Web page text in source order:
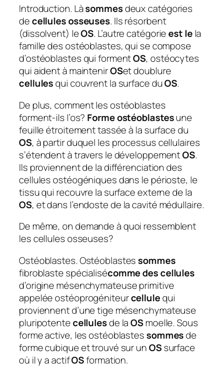
Introduction. Làsommesdeux catégories
decellules osseuses. Ils résorbent
(dissolvent) leOS. L’autre catégorieest lela
famille des ostéoblastes, qui se compose
d’ostéoblastes qui formentOS, ostéocytes
qui aident à maintenirOSet doublure
cellulesqui couvrent la surface duOS.
De plus, comment les ostéoblastes
forment-ils l’os? Forme ostéoblastesune
feuille étroitement tassée à la surface du
OS, à partir duquel les processus cellulaires
s’étendent à travers le développementOS.
Ils proviennent de la différenciation des
cellules ostéogéniques dans le périoste, le
tissu qui recouvre la surface externe de la
OS, et dans l’endoste de la cavité médullaire.
De même, on demande à quoi ressemblent
les cellules osseuses?
Ostéoblastes. Ostéoblastessommes
fibroblaste spécialisécomme des cellules
d’origine mésenchymateuse primitive
appelée ostéoprogéniteurcellulequi
proviennent d’une tige mésenchymateuse
pluripotentecellulesde laOSmoelle. Sous
forme active, les ostéoblastessommesde
forme cubique et trouvé sur unOSsurface
où il y a actifOSformation.